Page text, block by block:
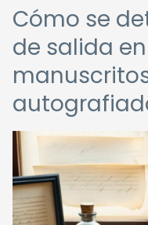
Cómo se
de salida